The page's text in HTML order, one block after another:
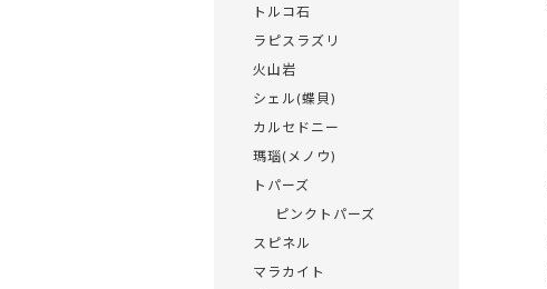
トルコ石
ラピスラズリ
火山岩
シェル(蝶貝)
カルセドニー
瑪瑙(メノウ)
トパーズ
ピンクトパーズ
スピネル
マラカイト